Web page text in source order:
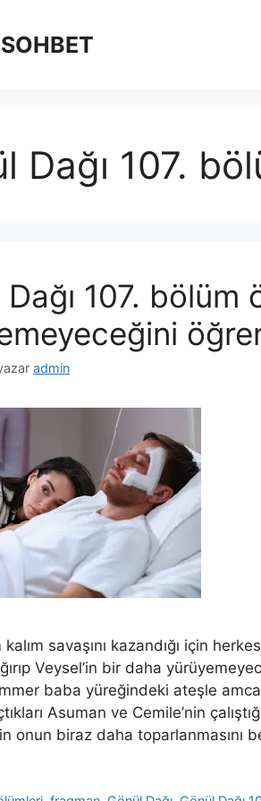
Dağı 107.
Dağı 107.
admin
savaşını kazandığı için
Veysel’in bir daha
baba yüreğindeki ateşle
Asuman ve Cemile’nin
onun biraz daha toparlanmasını